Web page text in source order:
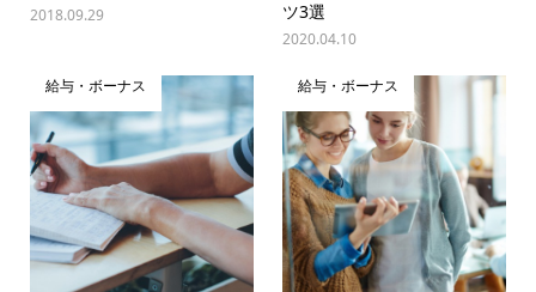
2018.09.29 ツ3選
2020.04.10
給与・ボーナス 給与・ボーナス